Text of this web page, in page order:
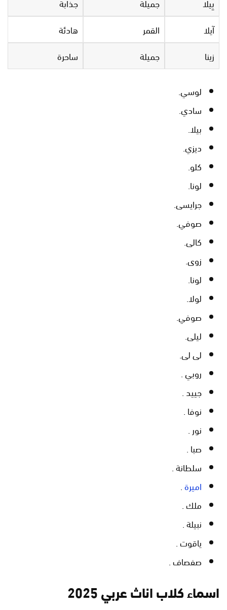
آيلا
القمر
هادئة
زينا
جميلة ساحرة
لوسي.
سادي.
بيلا.
ديزي.
كلو.
لونا.
جرايسى.
صوفي.
كالى.
زوى.
لونا.
لولا.
صوفي.
ليلى.
لى لى.
روبي .
جييد .
نوفا .
نور .
صبا .
سلطانة .
اميرة.
ملك .
نبيلة .
ياقوت .
صفصاف .
اسماء كلاب اناث عربي 2025